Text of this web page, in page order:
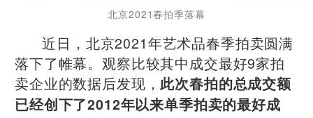
北京2021春拍季落幕
近日，北京2021年艺术品春季拍卖圆满
落下了帷幕。观察比较其中成交最好9家拍
卖企业的数据后发现，此次春拍的总成交额
已经创下了2012年以来单季拍卖的最好成